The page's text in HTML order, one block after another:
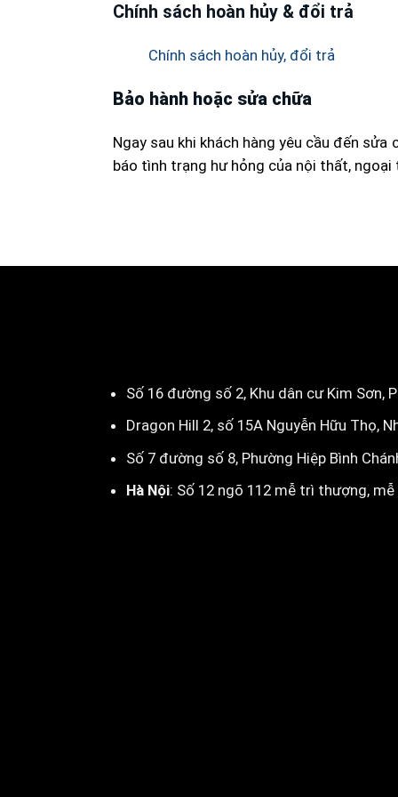
Chính sách hoàn hủy & đổi trả
Chính sách hoàn hủy, đổi trả
Bảo hành hoặc sửa chữa
Ngay sau khi khách hàng yêu cầu đến
báo tình trạng hư hỏng của nội thất,
Số 16 đường số 2, Khu dân cư Kim Sơn,
Dragon Hill 2, số 15A Nguyễn Hữu Thọ,
Số 7 đường số 8, Phường Hiệp Bình
Hà Nội: Số 12 ngõ 112 mễ trì thượng,